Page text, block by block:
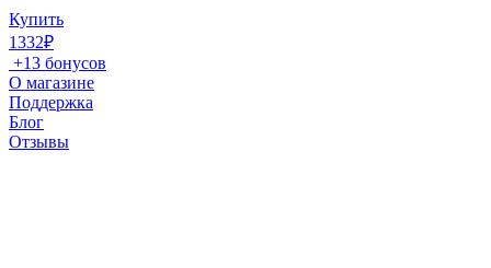
Купить
1332₽
+13 бонусов
О магазине
Поддержка
Блог
Отзывы